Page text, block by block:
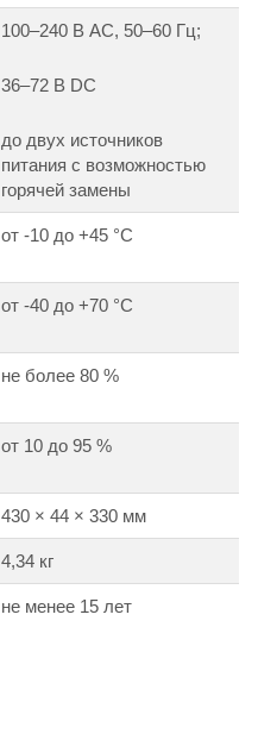
100–240 В AC, 50–60 Гц;
36–72 В DC
до двух источников
питания с возможностью
горячей замены
от -10 до +45 °С
от -40 до +70 °С
не более 80 %
от 10 до 95 %
430 × 44 × 330 мм
4,34 кг
не менее 15 лет